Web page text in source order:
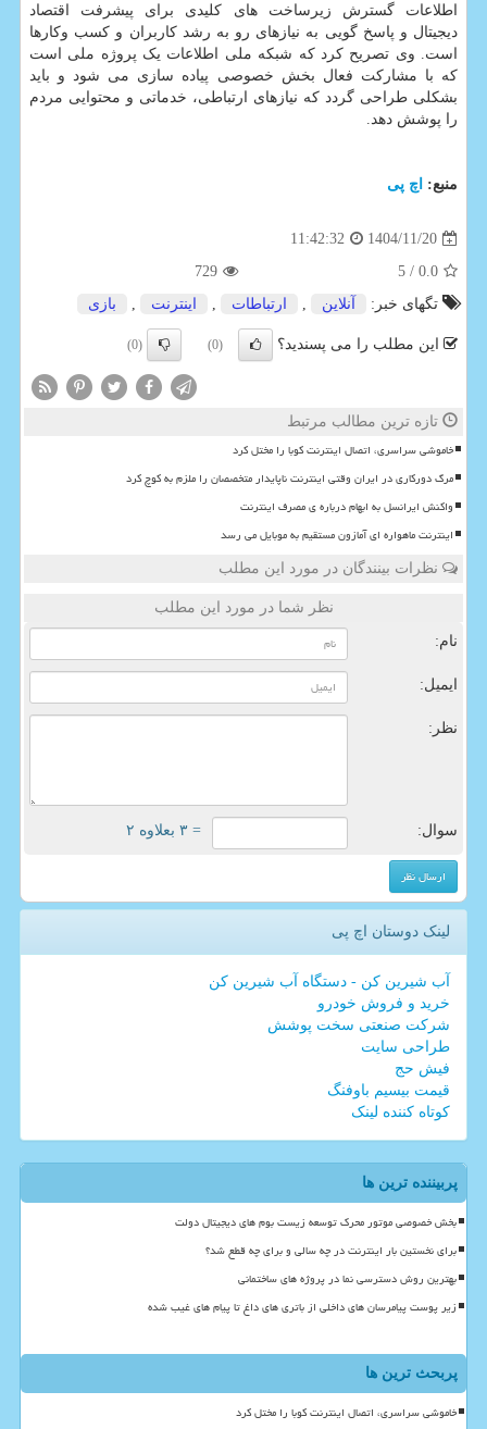
اطلاعات گسترش زیرساخت های کلیدی برای پیشرفت اقتصاد
دیجیتال و پاسخ گویی به نیازهای رو به رشد کاربران و کسب وکارها
است. وی تصریح کرد که شبکه ملی اطلاعات یک پروژه ملی است
که با مشارکت فعال بخش خصوصی پیاده سازی می شود و باید
بشکلی طراحی گردد که نیازهای ارتباطی، خدماتی و محتوایی مردم
را پوشش دهد.
منبع: اچ پی
1404/11/20
11:42:32
0.0
/ 5
729
تگهای خبر:
آنلاین , ارتباطات , اینترنت , بازی
این مطلب را می پسندید؟ (0)
(0)
تازه ترین مطالب مرتبط
خاموشی سراسری، اتصال اینترنت کوبا را مختل کرد
مرگ دورکاری در ایران وقتی اینترنت ناپایدار متخصصان را ملزم به کوچ کرد
واکنش ایرانسل به ابهام درباره ی مصرف اینترنت
اینترنت ماهواره ای آمازون مستقیم به موبایل می رسد
نظرات بینندگان در مورد این مطلب
نظر شما در مورد این مطلب
نام:
ایمیل:
نظر:
سوال: = ۳ بعلاوه ۲
لینک دوستان اچ پی
آب شیرین کن - دستگاه آب شیرین کن
خرید و فروش خودرو
شرکت صنعتی سخت پوشش
طراحی سایت
فیش حج
قیمت بیسیم باوفنگ
کوتاه کننده لینک
پربیننده ترین ها
بخش خصوصی موتور محرک توسعه زیست بوم های دیجیتال دولت
برای نخستین بار اینترنت در چه سالی و برای چه قطع شد؟
بهترین روش دسترسی نما در پروژه های ساختمانی
زیر پوست پیامرسان های داخلی از باتری های داغ تا پیام های غیب شده
پربحث ترین ها
خاموشی سراسری، اتصال اینترنت کوبا را مختل کرد